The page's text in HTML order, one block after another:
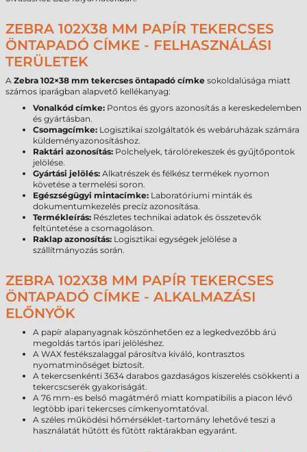
ZEBRA 102X38 MM PAPÍR TEKERCSES
ÖNTAPADÓ CÍMKE - FELHASZNÁLÁSI
TERÜLETEK
A Zebra 102×38 mm tekercses öntapadó címke sokoldalúsága miatt
számos iparágban alapvető kellékanyag:
Vonalkód címke: Pontos és gyors azonosítás a kereskedelemben
és gyártásban.
Csomagcímke: Logisztikai szolgáltatók és webáruházak számára
küldeményazonosításhoz.
Raktári azonosítás: Polchelyek, tárolórekeszek és gyűjtőpontok
jelölése.
Gyártási jelölés: Alkatrészek és félkész termékek nyomon
követése a termelési soron.
Egészségügyi mintacímke: Laboratóriumi minták és
dokumentumkezelés precíz azonosítása.
Termékleírás: Részletes technikai adatok és összetevők
feltüntetése a csomagoláson.
Raklap azonosítás: Logisztikai egységek jelölése a
szállítmányozás során.
ZEBRA 102X38 MM PAPÍR TEKERCSES
ÖNTAPADÓ CÍMKE - ALKALMAZÁSI
ELŐNYÖK
A papír alapanyagnak köszönhetően ez a legkedvezőbb árú
megoldás tartós ipari jelöléshez.
A WAX festékszalaggal párosítva kiváló, kontrasztos
nyomatminőséget biztosít.
A tekercsenkénti 3634 darabos gazdaságos kiszerelés csökkenti a
tekercscserék gyakoriságát.
A 76 mm-es belső magátmérő miatt kompatibilis a piacon lévő
legtöbb ipari tekercses címkenyomtatóval.
A széles működési hőmérséklet-tartomány lehetővé teszi a
használatát hűtött és fűtött raktárakban egyaránt.